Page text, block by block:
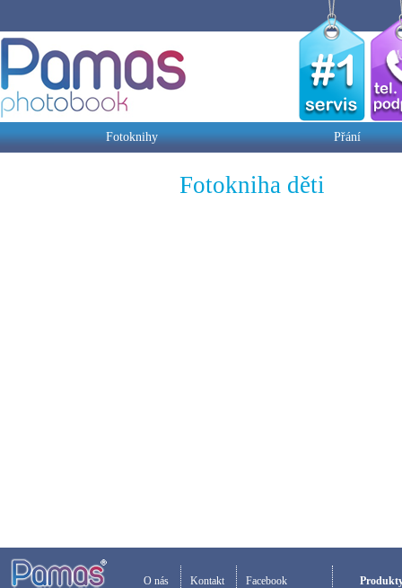
Fotoknihy Přání
Fotokniha děti
O nás Kontakt Facebook